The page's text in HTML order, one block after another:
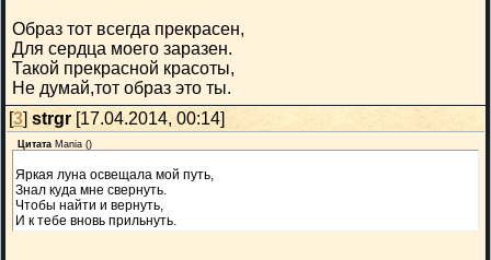
Образ тот всегда прекрасен,
Для сердца моего заразен.
Такой прекрасной красоты,
Не думай,тот образ это ты.
[3] strgr [17.04.2014, 00:14]
Цитата Mania ()
Яркая луна освещала мой путь,
Знал куда мне свернуть.
Чтобы найти и вернуть,
И к тебе вновь прильнуть.